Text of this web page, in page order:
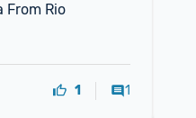
From Rio
1 1